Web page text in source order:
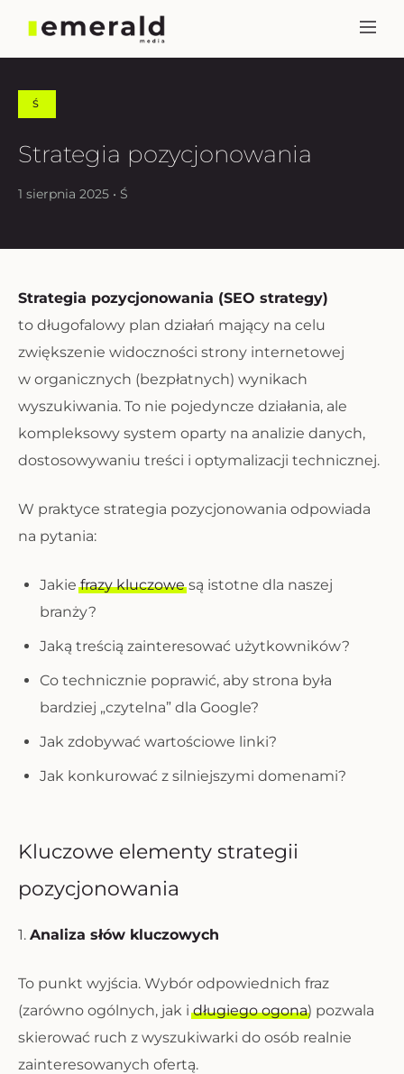
Ś
Strategia pozycjonowania
1 sierpnia 2025 • Ś
Strategia pozycjonowania (SEO strategy)
to długofalowy plan działań mający na celu
zwiększenie widoczności strony internetowej
w organicznych (bezpłatnych) wynikach
wyszukiwania. To nie pojedyncze działania, ale
kompleksowy system oparty na analizie danych,
dostosowywaniu treści i optymalizacji technicznej.
W praktyce strategia pozycjonowania odpowiada
na pytania:
Jakiefrazy kluczowesą istotne dla naszej
branży?
Jaką treścią zainteresować użytkowników?
Co technicznie poprawić, aby strona była
bardziej „czytelna” dla Google?
Jak zdobywać wartościowe linki?
Jak konkurować z silniejszymi domenami?
Kluczowe elementy strategii
pozycjonowania
1. Analiza słów kluczowych
To punkt wyjścia. Wybór odpowiednich fraz
(zarówno ogólnych, jak idługiego ogona) pozwala
skierować ruch z wyszukiwarki do osób realnie
zainteresowanych ofertą.